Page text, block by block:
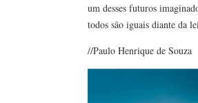
um desses futuros
todos são iguais diante da
//Paulo Henrique de Souza